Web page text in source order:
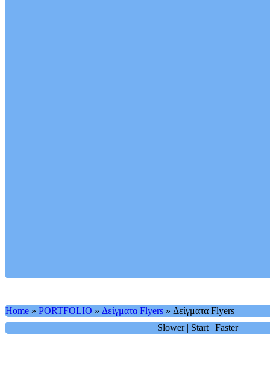
Home » PORTFOLIO » Δείγματα Flyers » Δείγματα Flyers
Slower| Start | Faster